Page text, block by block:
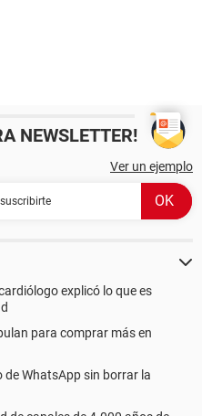
NEWSLETTER!
Ver un ejemplo
explicó lo que es
para comprar más en
WhatsApp sin borrar la